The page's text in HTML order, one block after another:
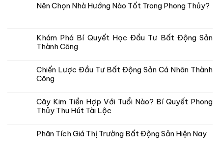
Nên Chọn Nhà Hướng Nào Tốt Trong Phong Thủy?
Khám Phá Bí Quyết Học Đầu Tư Bất Động Sản
Thành Công
Chiến Lược Đầu Tư Bất Động Sản Cá Nhân Thành
Công
Cây Kim Tiền Hợp Với Tuổi Nào? Bí Quyết Phong
Thủy Thu Hút Tài Lộc
Phân Tích Giá Thị Trường Bất Động Sản Hiện Nay